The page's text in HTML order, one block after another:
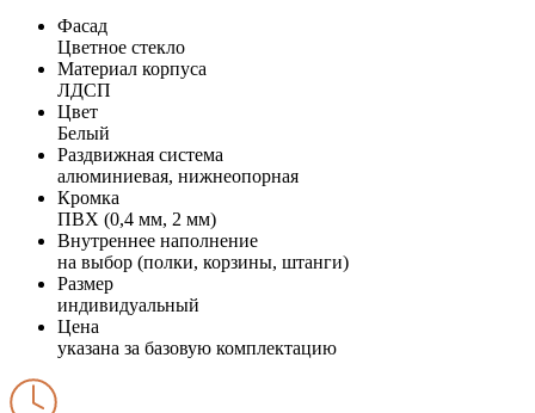
Фасад
Цветное стекло
Материал корпуса
ЛДСП
Цвет
Белый
Раздвижная система
алюминиевая, нижнеопорная
Кромка
ПВХ (0,4 мм, 2 мм)
Внутреннее наполнение
на выбор (полки, корзины, штанги)
Размер
индивидуальный
Цена
указана за базовую комплектацию